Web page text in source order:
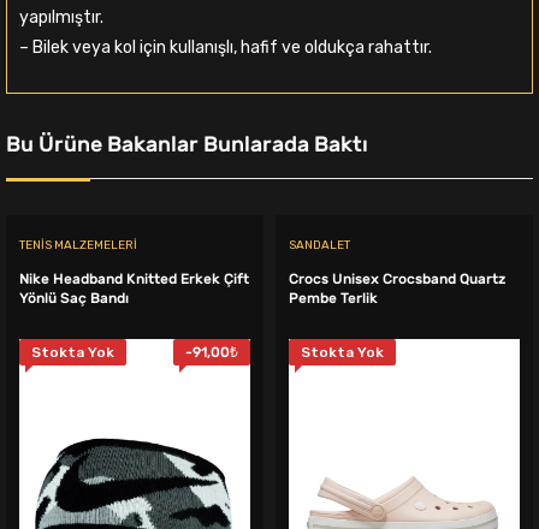
yapılmıştır.
– Bilek veya kol için kullanışlı, hafif ve oldukça rahattır.
Bu Ürüne Bakanlar Bunlarada Baktı
TENIS MALZEMELERI
Nike Headband Knitted Erkek Çift
Yönlü Saç Bandı
Stokta Yok -91,00₺
SANDALET
Crocs Unisex Crocsband Quartz
Pembe Terlik
Stokta Yok